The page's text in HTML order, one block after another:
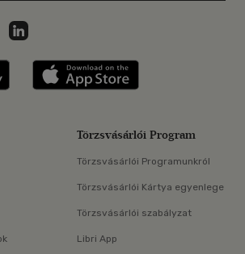
on
az Instagramon
Libri a LinkedInen
Libri applikáció Szerezd meg: Google
Törzsvásárlói Program
Törzsvásárlói Programunkról
Törzsvásárlói Kártya egyenlege
Törzsvásárlói szabályzat
Libri App